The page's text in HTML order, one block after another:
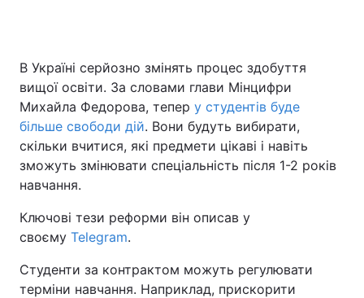
Україна Політика
Економіка
Спорт Наука
Техно і зв'язок Лайт
Здоров'я
Цікавинки Погода
В Україні серйозно змінять процес здобуття
вищої освіти. За словами глави Мінцифри
Михайла Федорова, тепер у студентів буде
більше свободи дій. Вони будуть вибирати,
скільки вчитися, які предмети цікаві і навіть
зможуть змінювати спеціальність після 1-2 років
навчання.
Ключові тези реформи він описав у
своєму Telegram.
Студенти за контрактом можуть регулювати
терміни навчання. Наприклад, прискорити